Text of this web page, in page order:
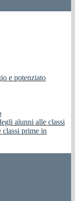
e potenziato
alunni alle classi
classi prime in